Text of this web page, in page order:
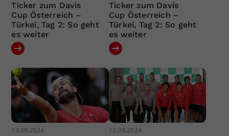
Ticker zum Davis
Cup Österreich –
Türkei, Tag 2: So geht
es weiter
Ticker zum Davis
Cup Österreich –
Türkei, Tag 2: So geht
es weiter
13.09.2024 13.09.2024